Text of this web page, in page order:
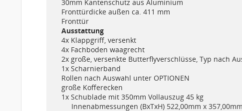
30mm Kantenschutz aus Aluminium
Fronttürdicke außen ca. 411 mm
Fronttür
Ausstattung
4x Klappgriff, versenkt
4x Fachboden waagrecht
2x große, versenkte Butterflyverschlüsse, Typ nach
1x Scharnierband
Rollen nach Auswahl unter OPTIONEN
große Kofferecken
1x Schublade mit 350mm Vollauszug 45 kg
Innenabmessungen (BxTxH) 522,00mm x